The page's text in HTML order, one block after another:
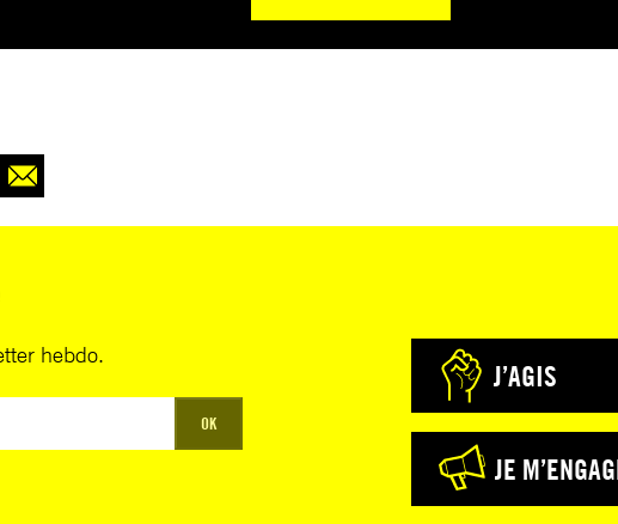
hebdo.
OK
J’AGIS
JE